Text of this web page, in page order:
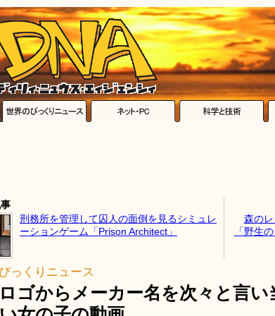
刑務所を管理して囚人の面倒を見るシミュレ
ーションゲーム「Prison Architect」
森の
「野生
っくりニュース
ゴからメーカー名を次々と言